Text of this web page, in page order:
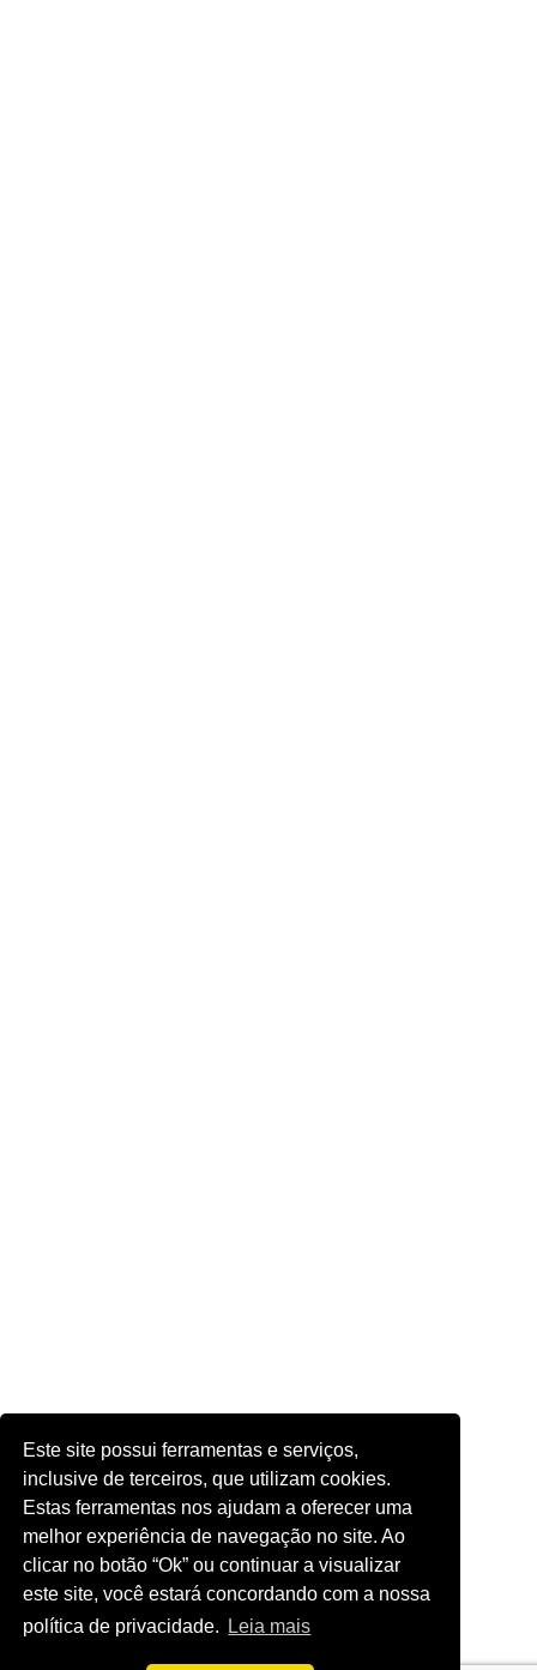
Este site possui ferramentas e serviços,
inclusive de terceiros, que utilizam cookies.
Estas ferramentas nos ajudam a oferecer uma
melhor experiência de navegação no site. Ao
clicar no botão “Ok” ou continuar a visualizar
este site, você estará concordando com a nossa
política de privacidade.
Leia mais